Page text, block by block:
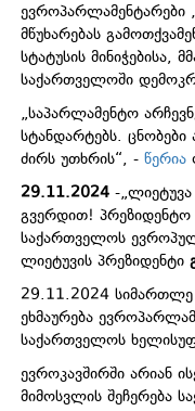
ევროპარლამენტარები
მწუხარებას
სტატუსის მინიჭებისა,
საქართველოში
„საპარლამენტო
სტანდარტებს.
ძირს უთხრის“, - წერია
29.11.2024 -
გვერდით! პრეზიდენტო
საქართველოს
ლიეტუვის პრეზიდენტი
29.11.2024 სიმართლე
ეხმაურება
საქართველოს
ევროკავშირში არიან
მიმოსვლის შეჩერება